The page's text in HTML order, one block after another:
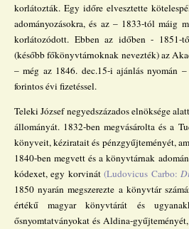
korlátozták. Egy időre elvesztette
adományozásokra, és az – 1833-tól máig
korlátozódott. Ebben az időben - 1851-
(később főkönyvtárnoknak nevezték) az
– még az 1846. dec.15-i ajánlás nyomán
forintos évi fizetéssel.
Teleki József negyedszázados elnöksége
állományát. 1832-ben megvásárolta és a
könyveit, kéziratait és pénzgyűjteményét,
1840-ben megvett és a könyvtárnak
kódexet, egy korvinát(Ludovicus Carbo:
1850 nyarán megszerezte a könyvtár
értékű magyar könyvtárát és
ősnyomtatványokat és Aldina-